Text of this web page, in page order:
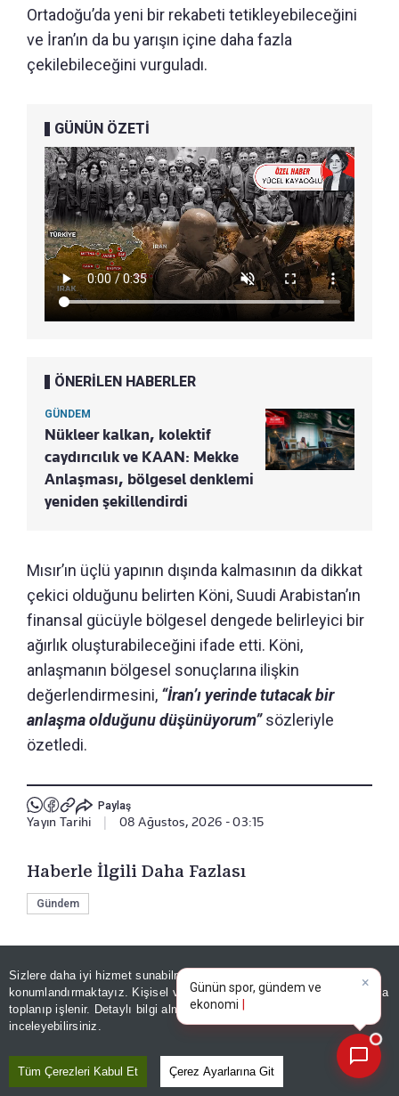
Sizlere daha iyi hizmet sunabilmek adına sitemizde
konumlandırmaktayız. Kişisel verileriniz, KVKK ve GDPR kapsamında
toplanıp işlenir. Detaylı bilgi almak içinAydınlatma Metnimizi
inceleyebilirsiniz.
Tüm Çerezleri Kabul Et Çerez Ayarlarına Git
Ortadoğu’da yeni bir rekabeti tetikleyebileceğini
ve İran’ın da bu yarışın içine daha fazla
çekilebileceğini vurguladı.
GÜNÜN ÖZETİ
ÖNERİLEN HABERLER
GÜNDEM
Nükleer kalkan, kolektif
caydırıcılık ve KAAN: Mekke
Anlaşması, bölgesel denklemi
yeniden şekillendirdi
Mısır’ın üçlü yapının dışında kalmasının da dikkat
çekici olduğunu belirten Köni, Suudi Arabistan’ın
finansal gücüyle bölgesel dengede belirleyici bir
ağırlık oluşturabileceğini ifade etti. Köni,
anlaşmanın bölgesel sonuçlarına ilişkin
değerlendirmesini, “İran’ı yerinde tutacak bir
anlaşma olduğunu düşünüyorum”sözleriyle
özetledi.
Paylaş
Yayın Tarihi 08 Ağustos, 2026 - 03:15
Haberle İlgili Daha Fazlası
Gündem
Bizi Takip Edin
×
Günün spor, gündem ve
ekonomi gelişmelerini analiz
edin!